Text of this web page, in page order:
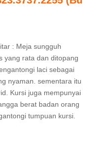
: Meja sungguh
yang rata dan ditopang
laci sebagai
nyaman. sementara itu
Kursi juga mempunyai
berat badan orang
tumpuan kursi.